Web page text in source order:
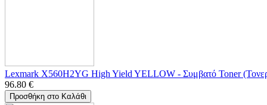
Lexmark X560H2YG High Yield YELLOW - Συμβατό Toner
96.80 €
Προσθήκη στο Καλάθι